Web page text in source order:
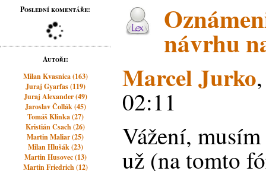
Poslední komentáře:
Autoři:
Milan Kvasnica (163)
Juraj Gyarfas (119)
Juraj Alexander (49)
Jaroslav Čollák (45)
Tomáš Klinka (27)
Kristián Csach (26)
Martin Maliar (25)
Milan Hlušák (23)
Martin Husovec (13)
Martin Friedrich (12)
návrhu
Marcel Jurko
02:11
Vážení,
už (na tomto